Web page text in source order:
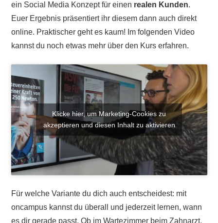
ein Social Media Konzept für einen realen Kunden.
Euer Ergebnis präsentiert ihr diesem dann auch direkt
online. Praktischer geht es kaum! Im folgenden Video
kannst du noch etwas mehr über den Kurs erfahren.
Klicke hier, um Marketing-Cookies zu
akzeptieren und diesen Inhalt zu aktivieren
Für welche Variante du dich auch entscheidest: mit
oncampus kannst du überall und jederzeit lernen, wann
es dir gerade passt. Ob im Wartezimmer beim Zahnarzt,